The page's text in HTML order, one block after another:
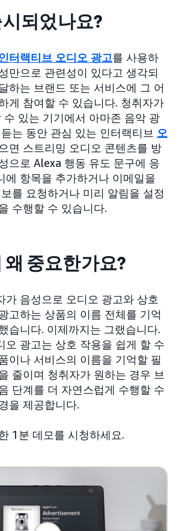
되었나요?
인터랙티브 오디오 광고를 사용하
만으로 관련성이 있다고 생각되
하는 브랜드 또는 서비스에 그 어
게 참여할 수 있습니다. 청취자가
있는 기기에서 아마존 음악 광
는 동안 관심 있는 인터랙티브 오
면 스트리밍 오디오 콘텐츠를 방
으로 Alexa 행동 유도 문구에 응
에 항목을 추가하거나 이메일을
를 요청하거나 미리 알림을 설정
수행할 수 있습니다.
왜 중요한가요?
가 음성으로 오디오 광고와 상호
고하는 상품의 이름 전체를 기억
습니다. 이제까지는 그랬습니다.
오 광고는 상호 작용을 쉽게 할 수
이나 서비스의 이름을 기억할 필
줄이며 청취자가 원하는 경우 브
단계를 더 자연스럽게 수행할 수
을 제공합니다.
1분 데모를 시청하세요.